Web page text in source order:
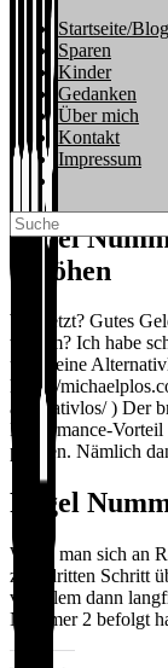
Startseite/Blog
Sparen
Kinder
Gedanken
Über mich
Kontakt
Impressum
umschalten
Es braucht schon
abarbeiten kann
besten sogar
Regel
Hört sich einfach
verändert. Es gibt
Regel
erhöhen
Wie jetzt? Gutes
warum? Ich habe
über seine
https://
alternativlos/ ) Der
Performance-
pimpen. Nämlich
Regel
Wenn man sich an
zum dritten Schritt
vor allem dann
Nummer 2 befolgt